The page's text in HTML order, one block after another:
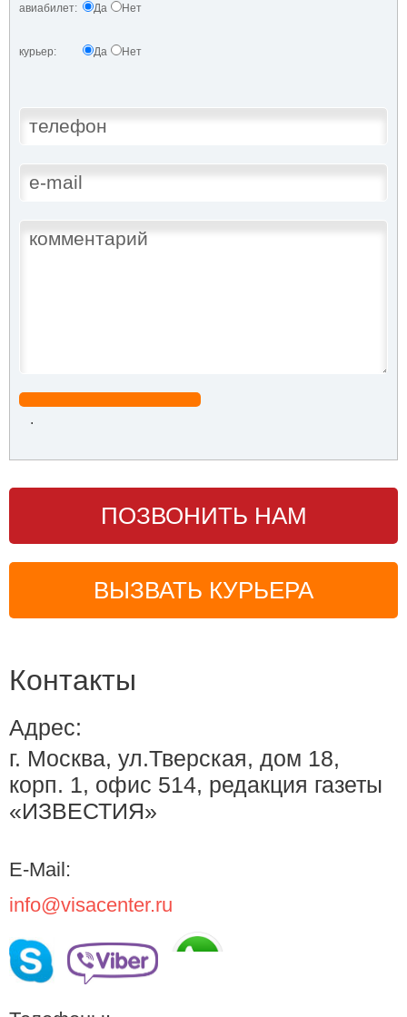
авиабилет: Да Нет
курьер: Да Нет
.
ПОЗВОНИТЬ НАМ
ВЫЗВАТЬ КУРЬЕРА
Контакты
Адрес:
г. Москва, ул.Тверская, дом 18,
корп. 1, офис 514, редакция газеты
«ИЗВЕСТИЯ»
E-Mail:
info@visacenter.ru